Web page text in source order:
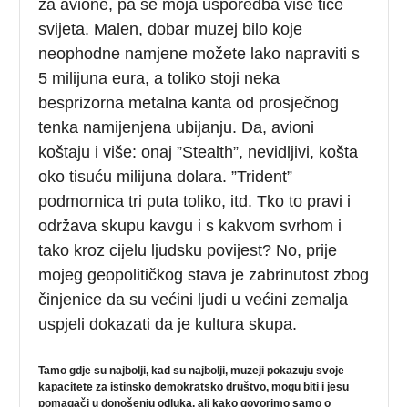
za avione, pa se moja usporedba više tiče
svijeta. Malen, dobar muzej bilo koje
neophodne namjene možete lako napraviti s
5 milijuna eura, a toliko stoji neka
besprizorna metalna kanta od prosječnog
tenka namijenjena ubijanju. Da, avioni
koštaju i više: onaj ”Stealth”, nevidljivi, košta
oko tisuću milijuna dolara. ”Trident”
podmornica tri puta toliko, itd. Tko to pravi i
održava skupu kavgu i s kakvom svrhom i
tako kroz cijelu ljudsku povijest? No, prije
mojeg geopolitičkog stava je zabrinutost zbog
činjenice da su većini ljudi u većini zemalja
uspjeli dokazati da je kultura skupa.
Tamo gdje su najbolji, kad su najbolji, muzeji pokazuju svoje
kapacitete za istinsko demokratsko društvo, mogu biti i jesu
pomagači u donošenju odluka, ali kako govorimo samo o